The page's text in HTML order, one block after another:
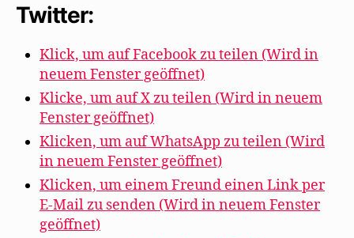
Twitter:
Klick, um auf Facebook zu teilen (Wird in
neuem Fenster geöffnet)
Klicke, um auf X zu teilen (Wird in neuem
Fenster geöffnet)
Klicken, um auf WhatsApp zu teilen (Wird
in neuem Fenster geöffnet)
Klicken, um einem Freund einen Link per
E-Mail zu senden (Wird in neuem Fenster
geöffnet)